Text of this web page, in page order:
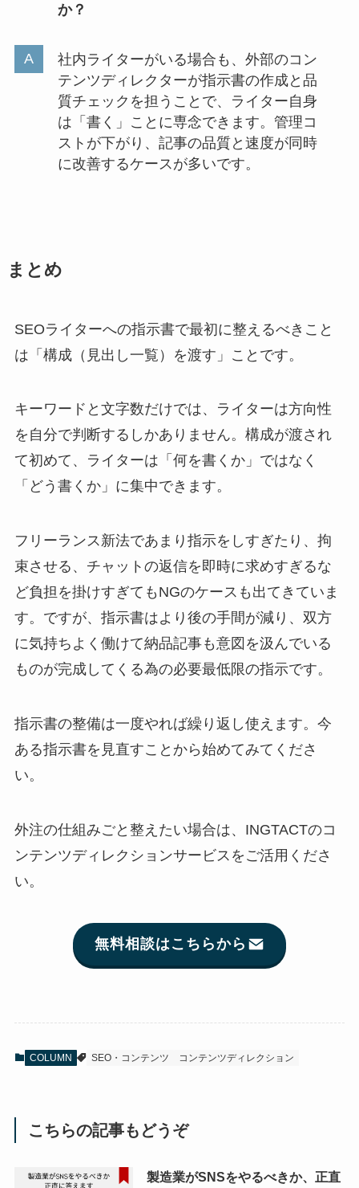
か？
社内ライターがいる場合も、外部のコン
テンツディレクターが指示書の作成と品
質チェックを担うことで、ライター自身
は「書く」ことに専念できます。管理コ
ストが下がり、記事の品質と速度が同時
に改善するケースが多いです。
まとめ
SEOライターへの指示書で最初に整えるべきこと
は「構成（見出し一覧）を渡す」ことです。
キーワードと文字数だけでは、ライターは方向性
を自分で判断するしかありません。構成が渡され
て初めて、ライターは「何を書くか」ではなく
「どう書くか」に集中できます。
フリーランス新法であまり指示をしすぎたり、拘
束させる、チャットの返信を即時に求めすぎるな
ど負担を掛けすぎてもNGのケースも出てきていま
す。ですが、指示書はより後の手間が減り、双方
に気持ちよく働けて納品記事も意図を汲んでいる
ものが完成してくる為の必要最低限の指示です。
指示書の整備は一度やれば繰り返し使えます。今
ある指示書を見直すことから始めてみてくださ
い。
外注の仕組みごと整えたい場合は、INGTACTのコ
ンテンツディレクションサービスをご活用くださ
い。
無料相談はこちらから
COLUMN SEO・コンテンツ コンテンツディレクション
こちらの記事もどうぞ
製造業がSNSをやるべきか、正直